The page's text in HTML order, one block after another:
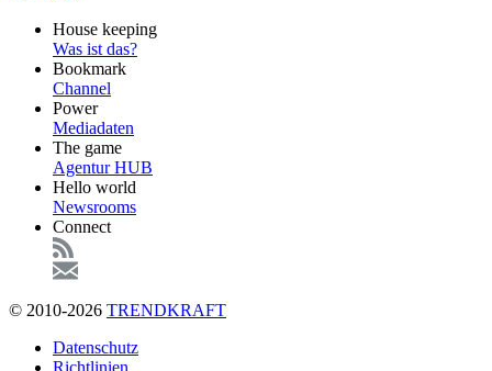
FooterHouse keeping
Was ist das?
Bookmark
Channel
Power
Mediadaten
The game
Agentur HUB
Hello world
Newsrooms
Connect
© 2010-2026 TRENDKRAFT
FußzeileDatenschutz
Richtlinien